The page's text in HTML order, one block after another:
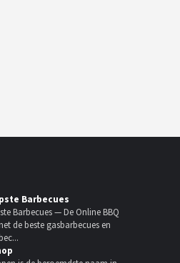
Barbecues
Barbecues — De Online BBQ
de beste gasbarbecues en